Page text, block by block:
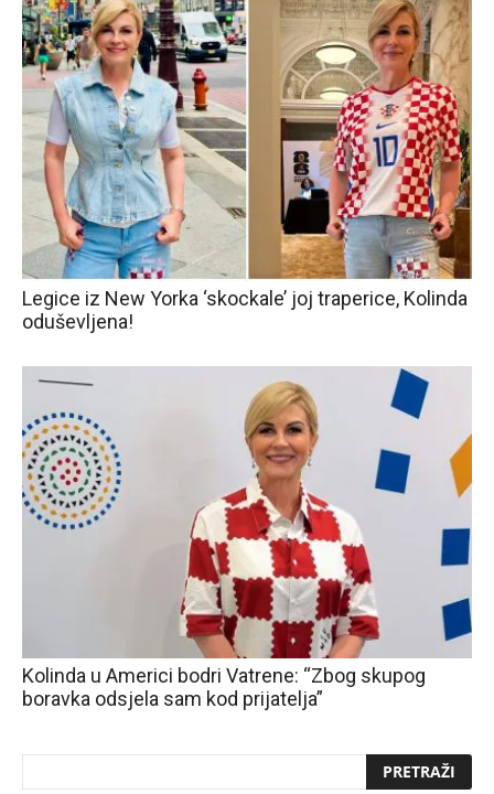
Legice iz New Yorka ‘skockale’ joj traperice, Kolinda
oduševljena!
Kolinda u Americi bodri Vatrene: “Zbog skupog
boravka odsjela sam kod prijatelja”